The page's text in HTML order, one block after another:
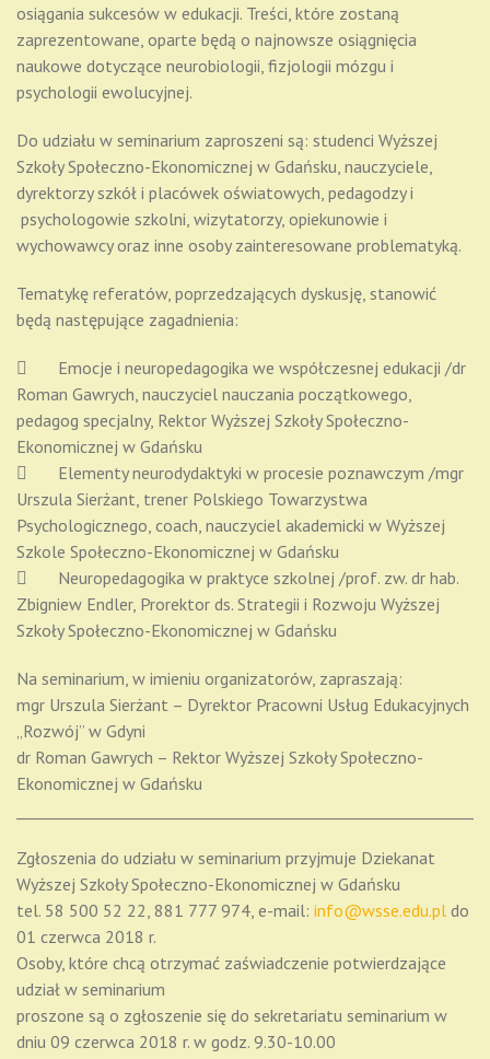
osiągania sukcesów w edukacji. Treści, które zostaną
zaprezentowane, oparte będą o najnowsze osiągnięcia
naukowe dotyczące neurobiologii, fizjologii mózgu i
psychologii ewolucyjnej.
Do udziału w seminarium zaproszeni są: studenci Wyższej
Szkoły Społeczno-Ekonomicznej w Gdańsku, nauczyciele,
dyrektorzy szkół i placówek oświatowych, pedagodzy i
psychologowie szkolni, wizytatorzy, opiekunowie i
wychowawcy oraz inne osoby zainteresowane problematyką.
Tematykę referatów, poprzedzających dyskusję, stanowić
będą następujące zagadnienia:
 Emocje i neuropedagogika we współczesnej edukacji /dr
Roman Gawrych, nauczyciel nauczania początkowego,
pedagog specjalny, Rektor Wyższej Szkoły Społeczno-
Ekonomicznej w Gdańsku
 Elementy neurodydaktyki w procesie poznawczym /mgr
Urszula Sierżant, trener Polskiego Towarzystwa
Psychologicznego, coach, nauczyciel akademicki w Wyższej
Szkole Społeczno-Ekonomicznej w Gdańsku
 Neuropedagogika w praktyce szkolnej /prof. zw. dr hab.
Zbigniew Endler, Prorektor ds. Strategii i Rozwoju Wyższej
Szkoły Społeczno-Ekonomicznej w Gdańsku
Na seminarium, w imieniu organizatorów, zapraszają:
mgr Urszula Sierżant – Dyrektor Pracowni Usług Edukacyjnych
„Rozwój” w Gdyni
dr Roman Gawrych – Rektor Wyższej Szkoły Społeczno-
Ekonomicznej w Gdańsku
Zgłoszenia do udziału w seminarium przyjmuje Dziekanat
Wyższej Szkoły Społeczno-Ekonomicznej w Gdańsku
tel. 58 500 52 22, 881 777 974, e-mail: info@wsse.edu.pl do
01 czerwca 2018 r.
Osoby, które chcą otrzymać zaświadczenie potwierdzające
udział w seminarium
proszone są o zgłoszenie się do sekretariatu seminarium w
dniu 09 czerwca 2018 r. w godz. 9.30-10.00